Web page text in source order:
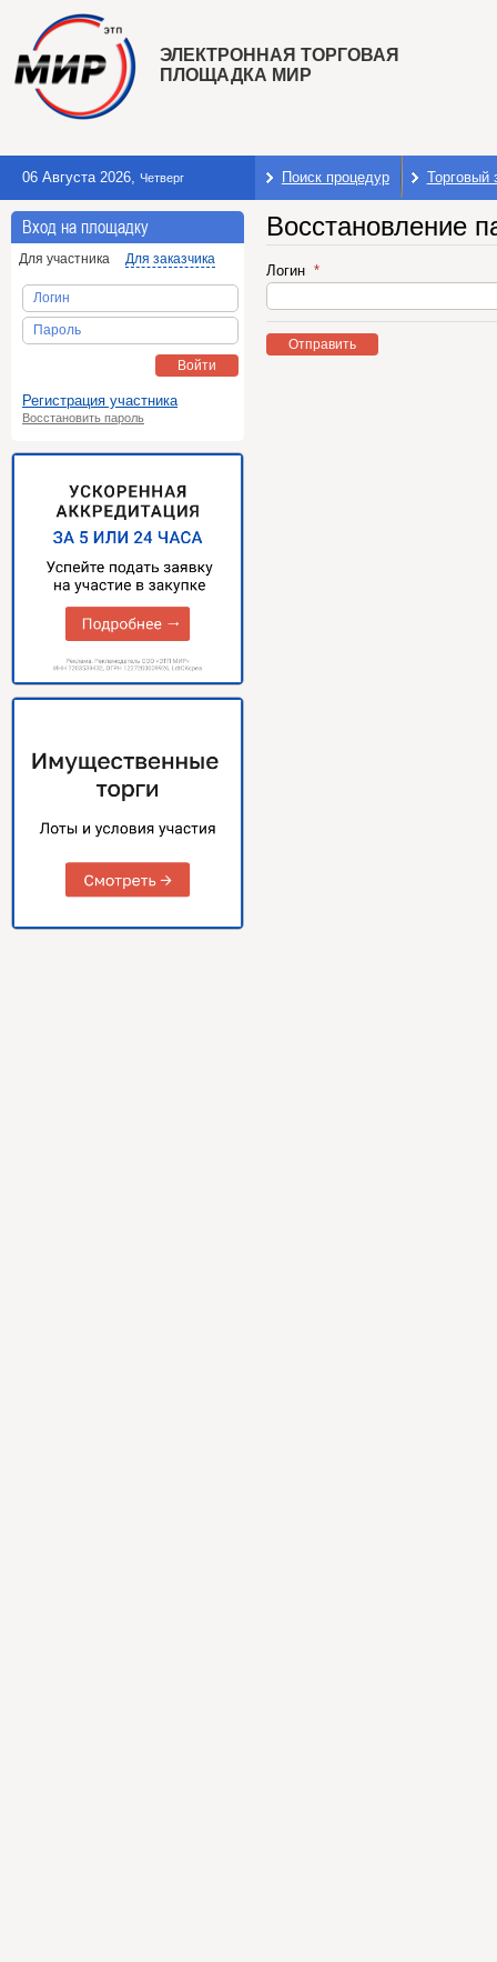
ЭЛЕКТРОННАЯ ТОРГОВАЯ
ПЛОЩАДКА МИР
06 Августа 2026, Четверг Поиск процедур Торговый
Вход на площадку
Для участника Для заказчика
Логин
Пароль
Войти
Регистрация участника
Восстановить пароль
Восстановление
Логин
Отправить